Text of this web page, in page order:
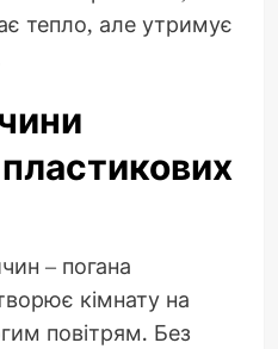
тепло, але утримує
– погана
кімнату на
повітрям. Без